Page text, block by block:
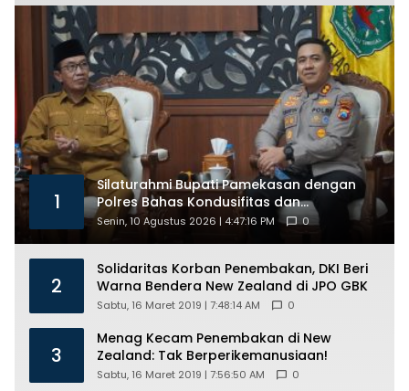
1
Silaturahmi Bupati Pamekasan dengan
Polres Bahas Kondusifitas dan
Kelancaran Pembangunan
Senin, 10 Agustus 2026 | 4:47:16 PM 0
2
Solidaritas Korban Penembakan, DKI Beri
Warna Bendera New Zealand di JPO GBK
Sabtu, 16 Maret 2019 | 7:48:14 AM 0
3
Menag Kecam Penembakan di New
Zealand: Tak Berperikemanusiaan!
Sabtu, 16 Maret 2019 | 7:56:50 AM 0